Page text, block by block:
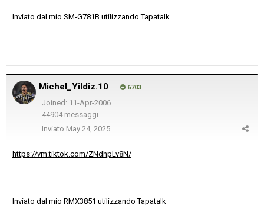
Inviato dal mio SM-G781B utilizzando Tapatalk
Michel_Yildiz.10 6703
Joined: 11-Apr-2006
44904 messaggi
Inviato May 24, 2025
https://vm.tiktok.com/ZNdhpLv8N/
Inviato dal mio RMX3851 utilizzando Tapatalk